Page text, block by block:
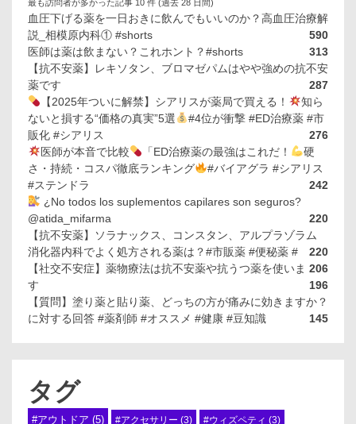
最も訪問者が多かった記事 10 件 (過去 28 日間)
血圧下げる薬を一日おきに飲んでもいいのか？高血圧治療解
説_相模原内科① #shorts
590
医師は薬は飲まない？これホント？#shorts
313
【抗不安薬】レキソタン、ブロマゼパムはやや強めの抗不安
薬です
287
【2025年ついに解禁】シアリスが薬局で買える！
知ら
ないと損する“価格の真実”5選
#4位が衝撃 #ED治療薬 #市
販化 #シアリス
276
医師が本音で比較
「ED治療薬の最強はこれだ！
硬
さ・持続・コスパ徹底ランキング
#バイアグラ #シアリス
#ステンドラ
242
¿No todos los suplementos capilares son seguros?
@atida_mifarma
220
【抗不安薬】ソラナックス、コンスタン、アルプラゾラム
220
消化器内科でよく処方される薬は？#市販薬 #便秘薬 #
206
【社交不安症】薬物療法は抗不安薬や抗うつ薬を使いま
す
196
【質問】塗り薬と貼り薬、どっちの方が痛みに効きますか？
に対する回答 #薬剤師 #オススメ #健康 #豆知識
145
タグ
#アウトドア (5) #アクセサリー (3) #ウィズペティ (3)